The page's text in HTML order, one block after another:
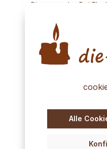
Bienenwachs. Bei
eingelegt wird.
Runddocht kann für alle
Wachsarten und Kerzen
verwendet werden,
An der flachen Seite
Die V-Spitze soll zur
Kerzenunterseite
bei der Verbrennung
Alle